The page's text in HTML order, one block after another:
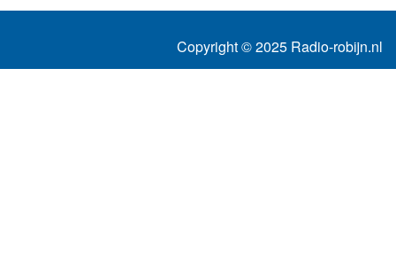
Copyright © 2025 Radio-robijn.nl